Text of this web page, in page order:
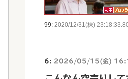
99: 2020/12/31(株)
6: 2026/05/15(金)